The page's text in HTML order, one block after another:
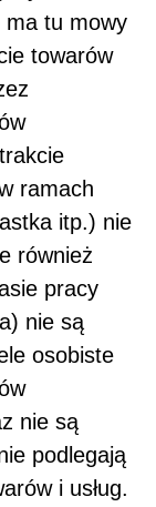
ma tu mowy
towarów
ramach
itp.) nie
również
pracy
nie są
osobiste
nie są
podlegają
i usług.